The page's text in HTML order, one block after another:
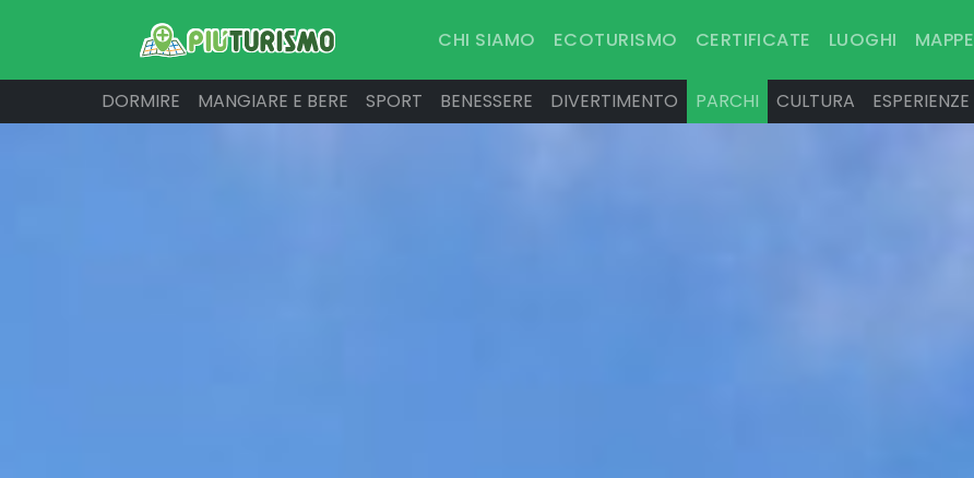
CHI SIAMO ECOTURISMO CERTIFICATE LUOGHI MAPPE
DORMIRE MANGIARE E BERE SPORT BENESSERE DIVERTIMENTO PARCHI CULTURA ESPERIENZE